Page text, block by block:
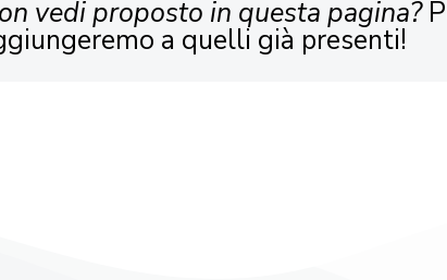
vedi proposto in questa pagina?
a quelli già presenti!